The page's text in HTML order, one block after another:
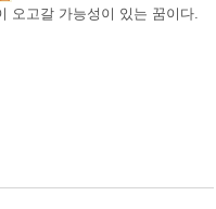
오고갈 가능성이 있는 꿈이다.